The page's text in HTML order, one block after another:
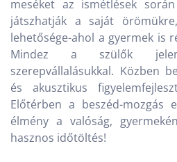
meséket az ismétlések
játszhatják a saját
lehetősége-ahol a gyermek is
Mindez a szülők
szerepvállalásukkal. Közben
és akusztikus
Előtérben a beszéd-mozgás
élmény a valóság,
hasznos időtöltés!